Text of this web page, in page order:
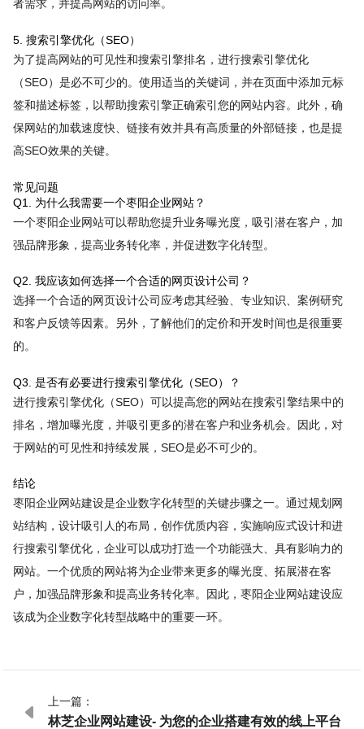
者需求，并提高网站的访问率。
5. 搜索引擎优化（SEO）
为了提高网站的可见性和搜索引擎排名，进行搜索引擎优化
（SEO）是必不可少的。使用适当的关键词，并在页面中添加元标
签和描述标签，以帮助搜索引擎正确索引您的网站内容。此外，确
保网站的加载速度快、链接有效并具有高质量的外部链接，也是提
高SEO效果的关键。
常见问题
Q1. 为什么我需要一个枣阳企业网站？
一个枣阳企业网站可以帮助您提升业务曝光度，吸引潜在客户，加
强品牌形象，提高业务转化率，并促进数字化转型。
Q2. 我应该如何选择一个合适的网页设计公司？
选择一个合适的网页设计公司应考虑其经验、专业知识、案例研究
和客户反馈等因素。另外，了解他们的定价和开发时间也是很重要
的。
Q3. 是否有必要进行搜索引擎优化（SEO）？
进行搜索引擎优化（SEO）可以提高您的网站在搜索引擎结果中的
排名，增加曝光度，并吸引更多的潜在客户和业务机会。因此，对
于网站的可见性和持续发展，SEO是必不可少的。
结论
枣阳企业网站建设是企业数字化转型的关键步骤之一。通过规划网
站结构，设计吸引人的布局，创作优质内容，实施响应式设计和进
行搜索引擎优化，企业可以成功打造一个功能强大、具有影响力的
网站。一个优质的网站将为企业带来更多的曝光度、拓展潜在客
户，加强品牌形象和提高业务转化率。因此，枣阳企业网站建设应
该成为企业数字化转型战略中的重要一环。

上一篇：
林芝企业网站建设- 为您的企业搭建有效的线上平台